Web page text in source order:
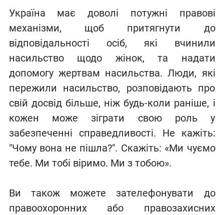
Україна має доволі потужні правові
механізми, щоб притягнути до
відповідальності осіб, які вчинили
насильство щодо жінок, та надати
допомогу жертвам насильства. Люди, які
пережили насильство, розповідають про
свій досвід більше, ніж будь-коли раніше, і
кожен може зіграти свою роль у
забезпеченні справедливості. Не кажіть:
"Чому вона не пішла?". Скажіть: «Ми чуємо
тебе. Ми тобі віримо. Ми з тобою».
Ви також можете зателефонувати до
правоохоронних або правозахисних